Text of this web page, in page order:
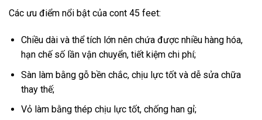
Các ưu điểm nổi bật của cont 45 feet:
Chiều dài và thể tích lớn nên chứa được nhiều hàng hóa,
hạn chế số lần vận chuyển, tiết kiệm chi phí;
Sàn làm bằng gỗ bền chắc, chịu lực tốt và dễ sửa chữa
thay thế;
Vỏ làm bằng thép chịu lực tốt, chống han gỉ;